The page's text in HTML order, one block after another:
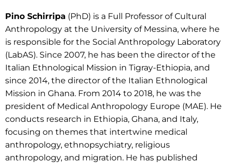
Pino Schirripa (PhD) is a Full Professor of Cultural
Anthropology at the University of Messina, where he
is responsible for the Social Anthropology Laboratory
(LabAS). Since 2007, he has been the director of the
Italian Ethnological Mission in Tigray-Ethiopia, and
since 2014, the director of the Italian Ethnological
Mission in Ghana. From 2014 to 2018, he was the
president of Medical Anthropology Europe (MAE). He
conducts research in Ethiopia, Ghana, and Italy,
focusing on themes that intertwine medical
anthropology, ethnopsychiatry, religious
anthropology, and migration. He has published